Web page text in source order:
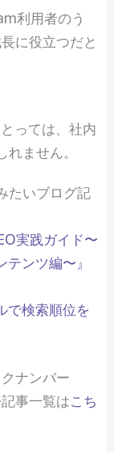
利用者のう
に役立つだと
っては、社内
ません。
たいブログ記
実践ガイド 〜
ンツ編〜』
で検索順位を
ナンバー
事一覧はこち